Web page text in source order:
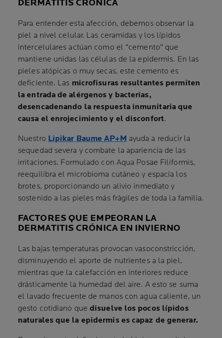
DERMATITIS CRÓNICA
Para entender esta afección, debemos observar la
piel a nivel celular. Las ceramidas y los lípidos
intercelulares actúan como el "cemento" que
mantiene unidas las células de la epidermis. En las
pieles atópicas o muy secas, este cemento es
deficiente. Las microfisuras resultantes permiten
la entrada de alérgenos y bacterias,
desencadenando la respuesta inmunitaria que
causa el enrojecimiento y el disconfort.
Nuestro Lipikar Baume AP+M ayuda a reducir la
sequedad severa y combate la apariencia de las
irritaciones. Formulado con Aqua Posae Filiformis,
reequilibra el microbioma cutáneo y espacia los
brotes, proporcionando un alivio inmediato y
sostenido a las pieles más frágiles de toda la familia.
FACTORES QUE EMPEORAN LA
DERMATITIS CRÓNICA EN INVIERNO
Las bajas temperaturas provocan vasoconstricción,
disminuyendo el aporte de nutrientes a la piel,
mientras que la calefacción en interiores reduce
drásticamente la humedad del aire. A esto se suma
el lavado frecuente de manos con agua caliente, un
gesto cotidiano que disuelve los pocos lípidos
naturales que la epidermis es capaz de generar.